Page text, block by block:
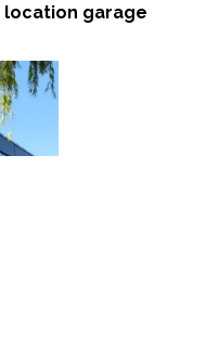
location garage